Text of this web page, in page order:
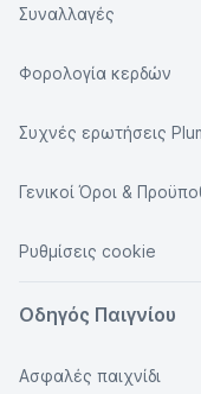
Συναλλαγές
Φορολογία κερδών
Συχνές ερωτήσεις
Γενικοί Όροι &
Ρυθμίσεις cookie
Οδηγός Παιγνίου
Ασφαλές παιχνίδι